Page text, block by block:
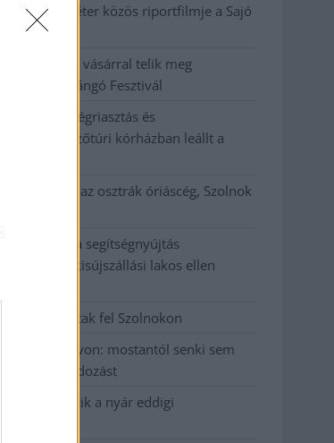
és a Paraméter közös riportfilmje a Sajó
és vásárral telik meg
indul a Csángó Fesztivál
hőségriasztás és
a mezőtúri kórházban leállt a
működését az osztrák óriáscég, Szolnok
torkollott a segítségnyújtás
három kisújszállási lakos ellen
lángok csaptak fel Szolnokon
a Tisza-tavon: mostantól senki sem
a száguldozást
is megérkezik a nyár eddigi
napja